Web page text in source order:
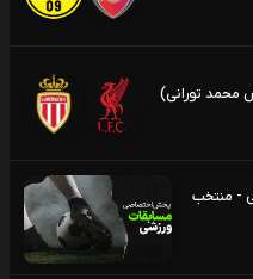
محمد تورانی)
- منتخب